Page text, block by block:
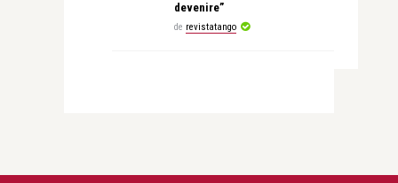
devenire”
de revistatango